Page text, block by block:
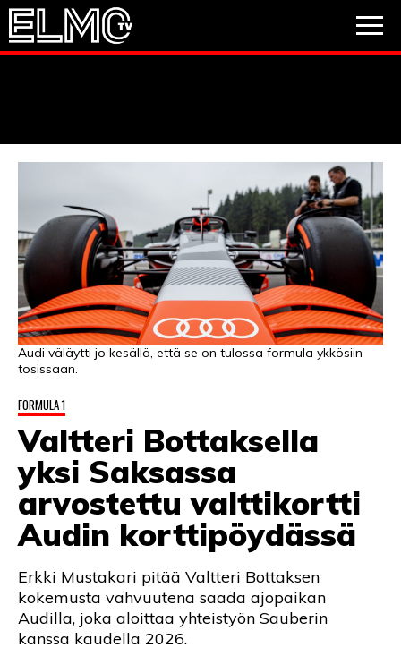
Audi väläytti jo kesällä, että se on tulossa formula ykkösiin
tosissaan.
FORMULA 1
Valtteri Bottaksella
yksi Saksassa
arvostettu valttikortti
Audin korttipöydässä
Erkki Mustakari pitää Valtteri Bottaksen
kokemusta vahvuutena saada ajopaikan
Audilla, joka aloittaa yhteistyön Sauberin
kanssa kaudella 2026.
PESÄPALLO
PODCASTIT
JALKAPALLO
EM2021
Huuhkajat
Veikkausliiga
Valioliiga
Muut sarjat
JÄÄKIEKKO
PESÄPALLO
LINTU VAI KALA
46 DENTON ROAD
VIDEOT
PODCASTIT